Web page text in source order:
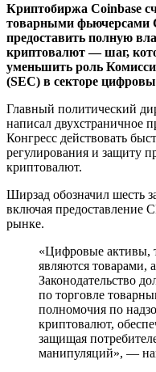
Криптобиржа Coinbase
товарными
предоставить полную
криптовалют — шаг,
уменьшить роль
(SEC) в секторе
Главный политический
написал двухстраничное
Конгресс действовать
регулирования и защиту
криптовалют.
Ширзад обозначил шесть
включая предоставление
рынке.
«Цифровые активы,
являются товарами,
Законодательство
по торговле
полномочия по
криптовалют,
защищая
манипуляций», —